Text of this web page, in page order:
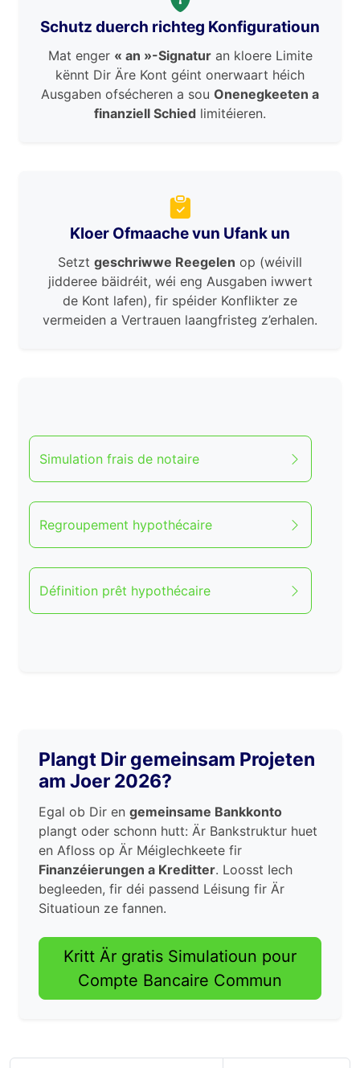
Schutz duerch richteg Konfiguratioun
Mat enger « an »-Signaturan kloere Limite
kënnt Dir Äre Kont géint onerwaart héich
Ausgaben ofsécheren a sou Onenegkeeten a
finanziell Schied limitéieren.
Kloer Ofmaache vun Ufank un
Setzt geschriwwe Reegelen op (wéivill
jidderee bäidréit, wéi eng Ausgaben iwwert
de Kont lafen), fir spéider Konflikter ze
vermeiden a Vertrauen laangfristeg z’erhalen.
Simulation frais de notaire
Regroupement hypothécaire
Définition prêt hypothécaire
Plangt Dir gemeinsam Projeten
am Joer 2026?
Egal ob Dir en gemeinsame Bankkonto
plangt oder schonn hutt: Är Bankstruktur huet
en Afloss op Är Méiglechkeete fir
Finanzéierungen a Kreditter. Loosst Iech
begleeden, fir déi passend Léisung fir Är
Situatioun ze fannen.
Kritt Är gratis Simulatioun pour
Compte Bancaire Commun